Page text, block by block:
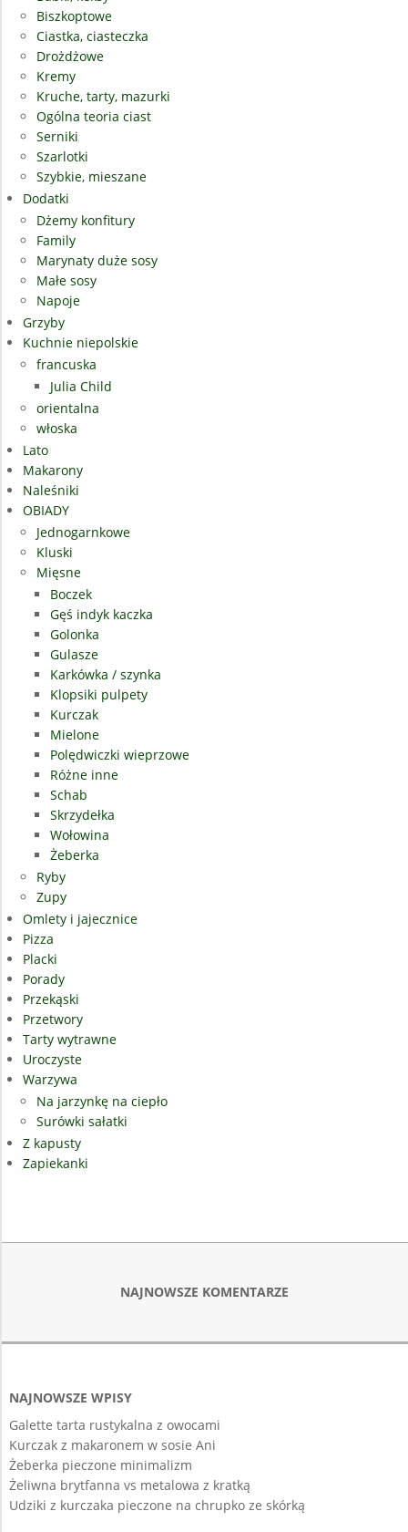
Biszkoptowe
Ciastka, ciasteczka
Drożdżowe
Kremy
Kruche, tarty, mazurki
Ogólna teoria ciast
Serniki
Szarlotki
Szybkie, mieszane
Dodatki
Dżemy konfitury
Family
Marynaty duże sosy
Małe sosy
Napoje
Grzyby
Kuchnie niepolskie
francuska
Julia Child
orientalna
włoska
Lato
Makarony
Naleśniki
OBIADY
Jednogarnkowe
Kluski
Mięsne
Boczek
Gęś indyk kaczka
Golonka
Gulasze
Karkówka / szynka
Klopsiki pulpety
Kurczak
Mielone
Polędwiczki wieprzowe
Różne inne
Schab
Skrzydełka
Wołowina
Żeberka
Ryby
Zupy
Omlety i jajecznice
Pizza
Placki
Porady
Przekąski
Przetwory
Tarty wytrawne
Uroczyste
Warzywa
Na jarzynkę na ciepło
Surówki sałatki
Z kapusty
Zapiekanki
NAJNOWSZE KOMENTARZE
NAJNOWSZE WPISY
Galette tarta rustykalna z owocami
Kurczak z makaronem w sosie Ani
Żeberka pieczone minimalizm
Żeliwna brytfanna vs metalowa z kratką
Udziki z kurczaka pieczone na chrupko ze skórką